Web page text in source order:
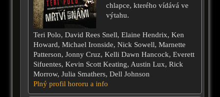
chlapce, kterého vídává ve
výtahu.
Teri Polo, David Rees Snell, Elaine Hendrix, Ken
Howard, Michael Ironside, Nick Sowell, Marnette
Patterson, Jonny Cruz, Kelli Dawn Hancock, Everett
Sifuentes, Kevin Scott Keating, Austin Lux, Rick
Morrow, Julia Smathers, Dell Johnson
Plný profil hororu a info